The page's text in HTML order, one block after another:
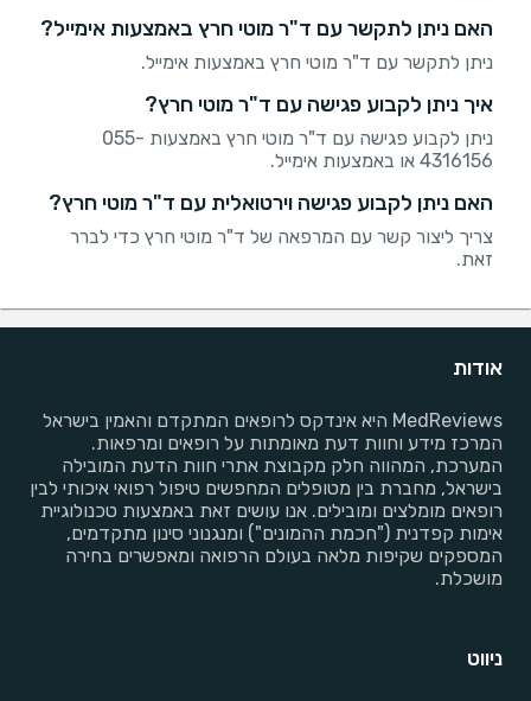
האם ניתן לתקשר עם ד"ר מוטי חרץ באמצעות אימייל?
ניתן לתקשר עם ד"ר מוטי חרץ באמצעות אימייל.
איך ניתן לקבוע פגישה עם ד"ר מוטי חרץ?
ניתן לקבוע פגישה עם ד"ר מוטי חרץ באמצעות 055-
4316156 או באמצעות אימייל.
האם ניתן לקבוע פגישה וירטואלית עם ד"ר מוטי חרץ?
צריך ליצור קשר עם המרפאה של ד"ר מוטי חרץ כדי לברר
זאת.
אודות
MedReviews היא אינדקס לרופאים המתקדם והאמין בישראל
המרכז מידע וחוות דעת מאומתות על רופאים ומרפאות.
המערכת, המהווה חלק מקבוצת אתרי חוות הדעת המובילה
בישראל, מחברת בין מטופלים המחפשים טיפול רפואי איכותי לבין
רופאים מומלצים ומובילים. אנו עושים זאת באמצעות טכנולוגיית
אימות קפדנית ("חכמת ההמונים") ומנגנוני סינון מתקדמים,
המספקים שקיפות מלאה בעולם הרפואה ומאפשרים בחירה
מושכלת.
ניווט